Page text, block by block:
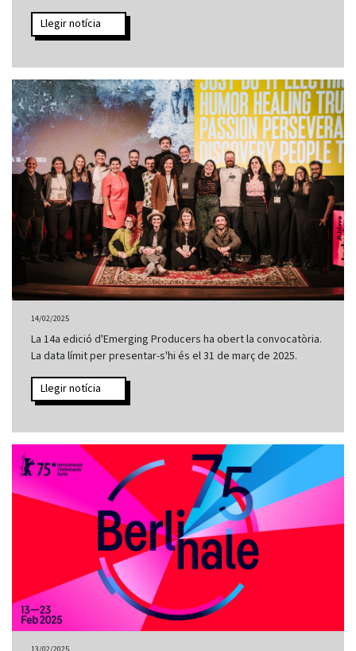
Llegir notícia
14/02/2025
La 14a edició d'Emerging Producers ha obert la convocatòria.
La data límit per presentar-s'hi és el 31 de març de 2025.
Llegir notícia